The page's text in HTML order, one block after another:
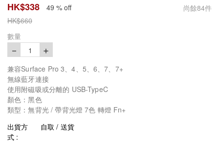
HK$338 49 % off 尚餘84件
HK$660
數量
－ 1 ＋
兼容Surface Pro 3、4、5、6、7、7+
無線藍牙連接
使用附磁吸或分離的 USB-TypeC
顏色：黑色
類型：無背光 / 帶背光燈 7色 轉燈 Fn+
出貨方
式 :
自取 / 送貨